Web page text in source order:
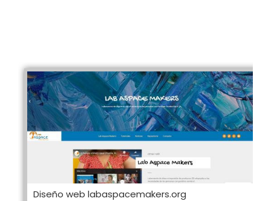
Diseño web labaspacemakers.org